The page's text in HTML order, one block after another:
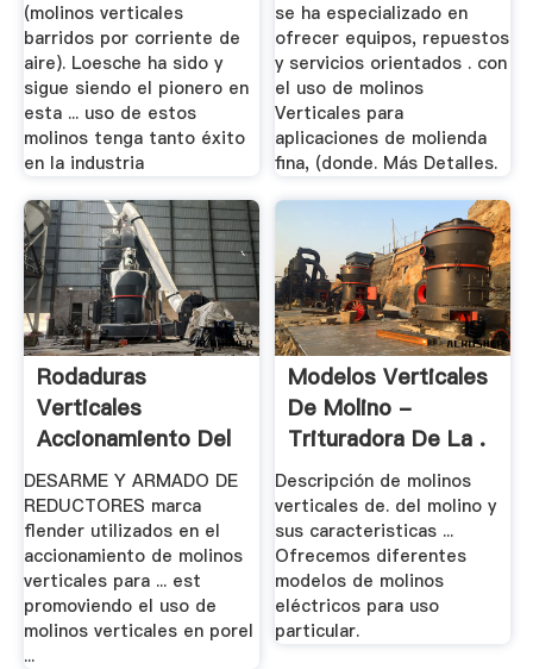
(molinos verticales
barridos por corriente de
aire). Loesche ha sido y
sigue siendo el pionero en
esta ... uso de estos
molinos tenga tanto éxito
en la industria
se ha especializado en
ofrecer equipos, repuestos
y servicios orientados . con
el uso de molinos
Verticales para
aplicaciones de molienda
fina, (donde. Más Detalles.
Rodaduras
Verticales
Accionamiento Del
Molino - .
DESARME Y ARMADO DE
REDUCTORES marca
flender utilizados en el
accionamiento de molinos
verticales para ... est
promoviendo el uso de
molinos verticales en porel
...
Modelos Verticales
De Molino -
Trituradora De La .
Descripción de molinos
verticales de. del molino y
sus caracteristicas ...
Ofrecemos diferentes
modelos de molinos
eléctricos para uso
particular.